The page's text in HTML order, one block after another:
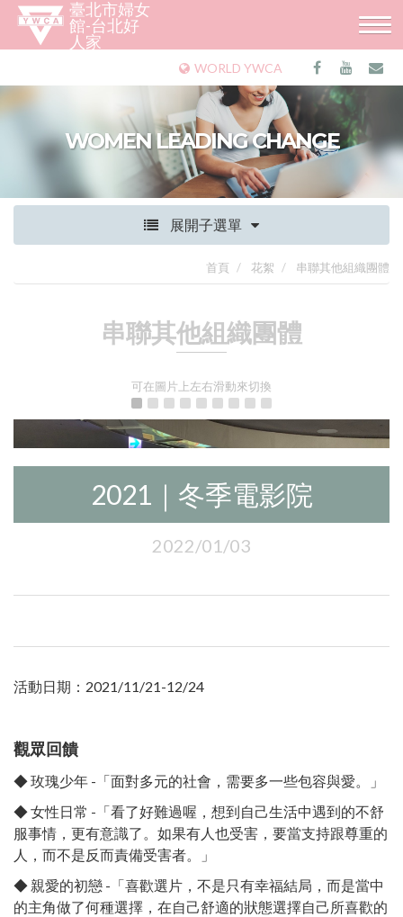
臺北市婦女
館-台北好
人家
WORLD YWCA
WOMEN LEADING CHANGE
展開子選單
首頁 花絮 串聯其他組織團體
串聯其他組織團體
可在圖片上左右滑動來切換
2021｜冬季電影院
2022/01/03
活動日期：2021/11/21-12/24
觀眾回饋
◆ 玫瑰少年 -「面對多元的社會，需要多一些包容與愛。」​
◆ 女性日常 -「看了好難過喔，想到自己生活中遇到的不舒
服事情，更有意識了。如果有人也受害，要當支持跟尊重的
人，而不是反而責備受害者。」​
◆ 親愛的初戀 -「喜歡選片，不是只有幸福結局，而是當中
的主角做了何種選擇，在自己舒適的狀態選擇自己所喜歡的